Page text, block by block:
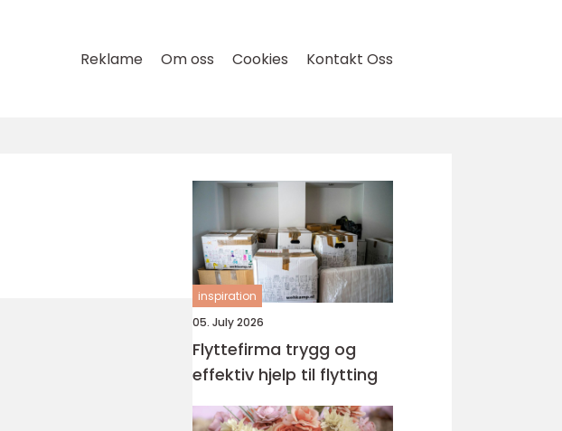
Reklame Om oss Cookies Kontakt Oss
inspiration
05. July 2026
Flyttefirma trygg og
effektiv hjelp til flytting